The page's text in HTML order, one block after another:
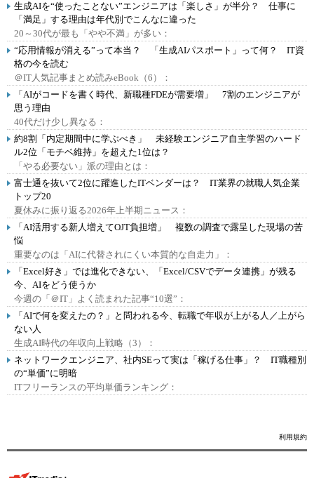
生成AIを“使ったことない”エンジニアは「楽しさ」が半分？ 仕事に
「満足」する理由は年代別でこんなに違った
20～30代が最も「やや不満」が多い：
“応用情報が消える”って本当？ 「生成AIパスポート」って何？ IT資
格の今を読む
＠IT人気記事まとめ読みeBook（6）：
「AIがコードを書く時代、新職種FDEが需要増」 7割のエンジニアが
思う理由
40代だけ少し異なる：
約8割「内定期間中に学ぶべき」 未経験エンジニア自主学習のハード
ル2位「モチベ維持」を超えた1位は？
「やる必要ない」派の理由とは：
富士通を抜いて2位に躍進したITベンダーは？ IT業界の就職人気企業
トップ20
夏休みに振り返る2026年上半期ニュース：
「AI活用する新人増えてOJT負担増」 複数の調査で露呈した現場の苦
悩
重要なのは「AIに代替されにくい本質的な自走力」：
「Excel好き」では進化できない、「Excel/CSVでデータ連携」が残る
今、AIをどう使うか
今週の「＠IT」よく読まれた記事“10選”：
「AIで何を変えたの？」と問われる今、転職で年収が上がる人／上がら
ない人
生成AI時代の年収向上戦略（3）：
ネットワークエンジニア、社内SEって実は「稼げる仕事」？ IT職種別
の“単価”に明暗
ITフリーランスの平均単価ランキング：
利用規約